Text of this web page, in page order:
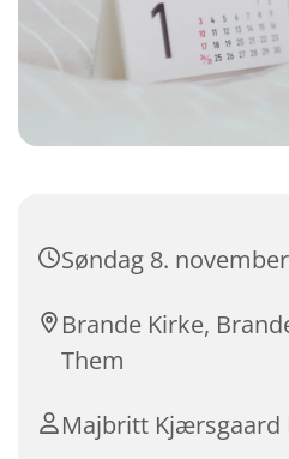
Søndag 8.
Brande Kirke,
Them
Majbritt Kjærsgaard